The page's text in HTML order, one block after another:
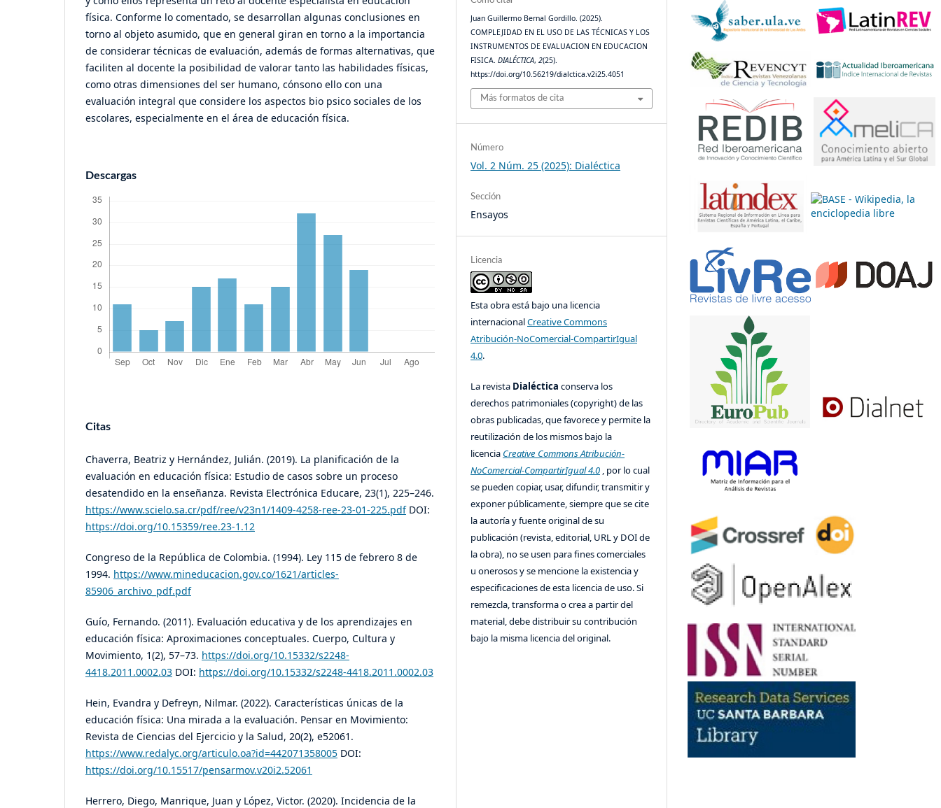
física. Conforme lo comentado, se desarrollan algunas conclusiones en
torno al objeto asumido, que en general giran en torno a la importancia
de considerar técnicas de evaluación, además de formas alternativas, que
faciliten al docente la posibilidad de valorar tanto las habilidades físicas,
como otras dimensiones del ser humano, cónsono ello con una
evaluación integral que considere los aspectos bio psico sociales de los
escolares, especialmente en el área de educación física.
Descargas
Citas
Chaverra, Beatriz y Hernández, Julián. (2019). La planificación de la
evaluación en educación física: Estudio de casos sobre un proceso
desatendido en la enseñanza. Revista Electrónica Educare, 23(1), 225–246.
https://www.scielo.sa.cr/pdf/ree/v23n1/1409-4258-ree-23-01-225.pdfDOI:
https://doi.org/10.15359/ree.23-1.12
Congreso de la República de Colombia. (1994). Ley 115 de febrero 8 de
1994. https://www.mineducacion.gov.co/1621/articles-
85906_archivo_pdf.pdf
Guío, Fernando. (2011). Evaluación educativa y de los aprendizajes en
educación física: Aproximaciones conceptuales. Cuerpo, Cultura y
Movimiento, 1(2), 57–73. https://doi.org/10.15332/s2248-
4418.2011.0002.03 DOI: https://doi.org/10.15332/s2248-4418.2011.0002.03
Hein, Evandra y Defreyn, Nilmar. (2022). Características únicas de la
educación física: Una mirada a la evaluación. Pensar en Movimiento:
Revista de Ciencias del Ejercicio y la Salud, 20(2), e52061.
https://www.redalyc.org/articulo.oa?id=442071358005 DOI:
https://doi.org/10.15517/pensarmov.v20i2.52061
Herrero, Diego, Manrique, Juan y López, Victor. (2020). Incidencia de la
Juan Guillermo Bernal Gordillo. (2025).
COMPLEJIDAD EN EL USO DE LAS TÉCNICAS Y LOS
INSTRUMENTOS DE EVALUACION EN EDUCACION
FISICA.DIALÉCTICA,2(25).
https://doi.org/10.56219/dialctica.v2i25.4051
Más formatos de cita
Número
Vol. 2 Núm. 25 (2025): Dialéctica
Sección
Ensayos
Licencia
Esta obra está bajo una licencia
internacionalCreative Commons
Atribución-NoComercial-CompartirIgual
4.0.
La revista Dialécticaconserva los
derechos patrimoniales (copyright) de las
obras publicadas, que favorece y permite la
reutilización de los mismos bajo la
licencia Creative Commons Atribución-
NoComercial-CompartirIgual 4.0 , por lo cual
se pueden copiar, usar, difundir, transmitir y
exponer públicamente, siempre que se cite
la autoría y fuente original de su
publicación (revista, editorial, URL y DOI de
la obra), no se usen para fines comerciales
u onerosos y se mencione la existencia y
especificaciones de esta licencia de uso. Si
remezcla, transforma o crea a partir del
material, debe distribuir su contribución
bajo la misma licencia del original.